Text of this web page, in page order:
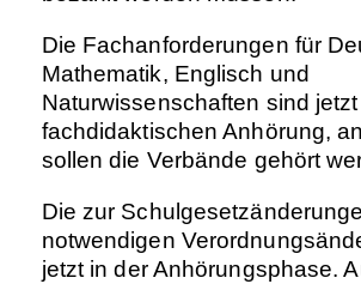
Die Fachanforderungen für
Mathematik, Englisch und
Naturwissenschaften sind
fachdidaktischen Anhörung,
sollen die Verbände gehört
Die zur
notwendigen
jetzt in der Anhörungsphase.